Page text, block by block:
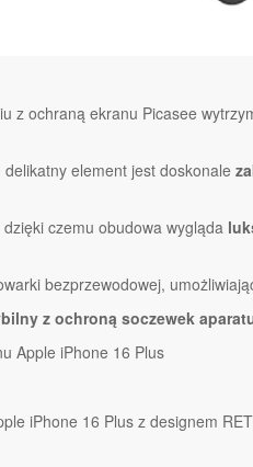
z ochraną ekranu Picasee
element jest doskonale
czemu obudowa wygląda
bezprzewodowej,
z ochroną soczewek
Apple iPhone 16 Plus
iPhone 16 Plus z designem